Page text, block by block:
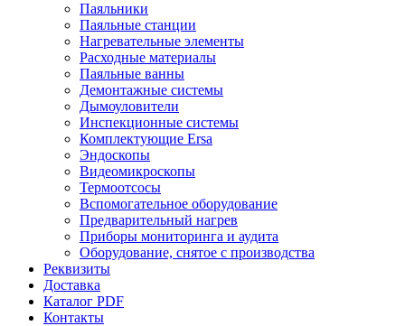
Паяльники
Паяльные станции
Нагревательные элементы
Расходные материалы
Паяльные ванны
Демонтажные системы
Дымоуловители
Инспекционные системы
Комплектующие Ersa
Эндоскопы
Видеомикроскопы
Термоотсосы
Вспомогательное оборудование
Предварительный нагрев
Приборы мониторинга и аудита
Оборудование, снятое с производства
Реквизиты
Доставка
Каталог PDF
Контакты